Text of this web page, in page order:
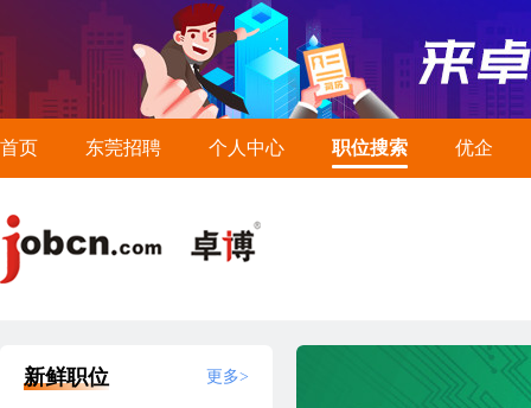
首页 东莞招聘 个人中心 职位搜索 优企
新鲜职位 更多>